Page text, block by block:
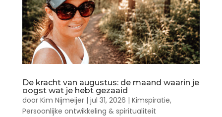
De kracht van augustus: de maand waarin je
oogst wat je hebt gezaaid
door Kim Nijmeijer| jul 31, 2026 | Kimspiratie,
Persoonlijke ontwikkeling & spiritualiteit